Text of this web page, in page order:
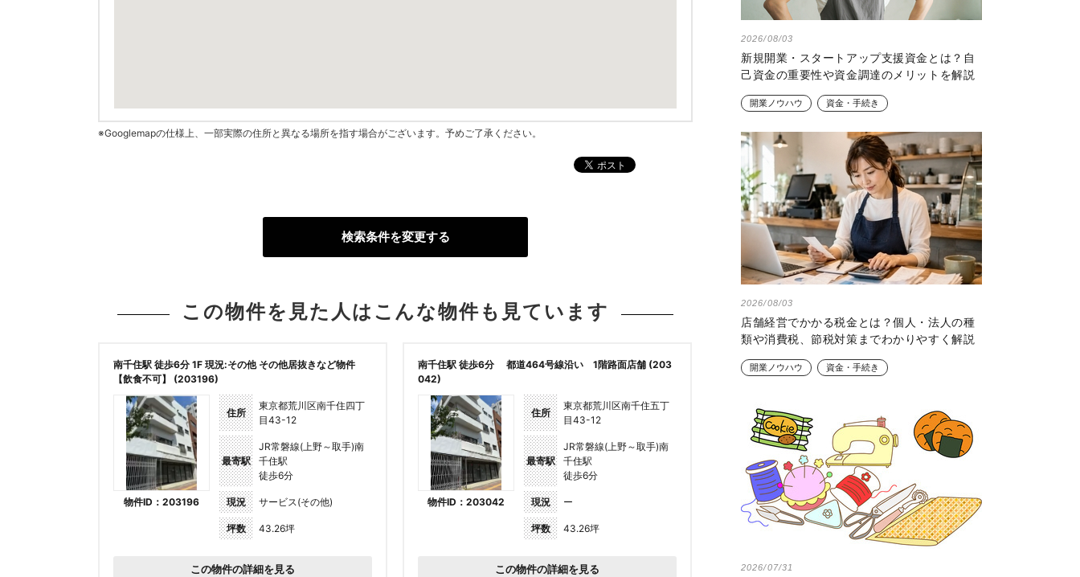
※Googlemapの仕様上、一部実際の住所と異なる場所を指す場合がございます。予めご了承ください。
検索条件を変更する
この物件を見た人はこんな物件も見ています
南千住駅 徒歩6分 1F 現況:その他 その他居抜きなど物件
【飲食不可】 (203196)
物件ID：203196
住所
東京都荒川区南千住四丁
目43-12
最寄駅
JR常磐線(上野～取手)南
千住駅
徒歩6分
現況 サービス(その他)
坪数 43.26坪
この物件の詳細を見る
南千住駅 徒歩6分 都道464号線沿い 1階路面店舗 (203
042)
物件ID：203042
住所
東京都荒川区南千住五丁
目43-12
最寄駅
JR常磐線(上野～取手)南
千住駅
徒歩6分
現況 ー
坪数 43.26坪
この物件の詳細を見る
2026/08/03
新規開業・スタートアップ支援資金とは？自
己資金の重要性や資金調達のメリットを解説
開業ノウハウ 資金・手続き
2026/08/03
店舗経営でかかる税金とは？個人・法人の種
類や消費税、節税対策までわかりやすく解説
開業ノウハウ 資金・手続き
2026/07/31